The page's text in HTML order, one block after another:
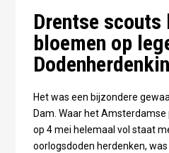
Drentse scouts
bloemen op
Het was een bijzondere
Dam. Waar het
op 4 mei helemaal vol staat
oorlogsdoden herdenken,